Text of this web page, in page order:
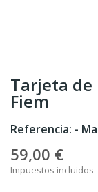
Tarjeta de
Fiem
Referencia: -
59,00 €
Impuestos incluidos